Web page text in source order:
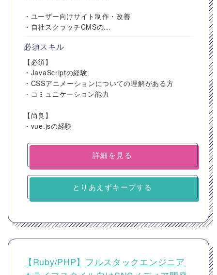
・ユーザー向けサイト制作・改善
・自社スクラッチCMSの...
必須スキル
【必須】
・JavaScriptの経験
・CSSアニメーションについての理解がある方
・コミュニケーション能力
【尚良】
・vue.jsの経験
詳細を見る
とりあえずキープする
【Ruby/PHP】フルスタックエンジニア